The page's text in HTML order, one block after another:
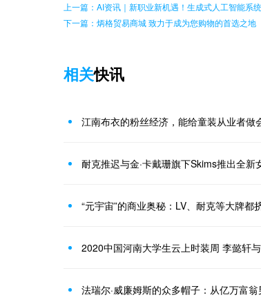
上一篇：AI资讯｜新职业新机遇！生成式人工智能系
下一篇：炳格贸易商城 致力于成为您购物的首选之地
相关快讯
江南布衣的粉丝经济，能给童装从业者做
耐克推迟与金·卡戴珊旗下Skims推出全新
“元宇宙”的商业奥秘：LV、耐克等大牌都
2020中国河南大学生云上时装周 李懿轩
法瑞尔·威廉姆斯的众多帽子：从亿万富